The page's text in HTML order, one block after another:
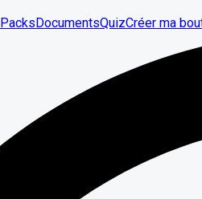
PacksDocumentsQuizCréer ma